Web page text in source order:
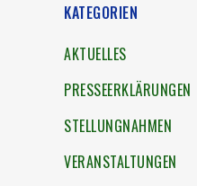
KATEGORIEN
AKTUELLES
PRESSEERKLÄRUNGEN
STELLUNGNAHMEN
VERANSTALTUNGEN